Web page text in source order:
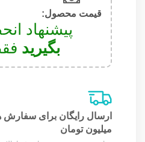
قیمت محصول:​
پیشنهاد
بگیرید
میلیون تومان